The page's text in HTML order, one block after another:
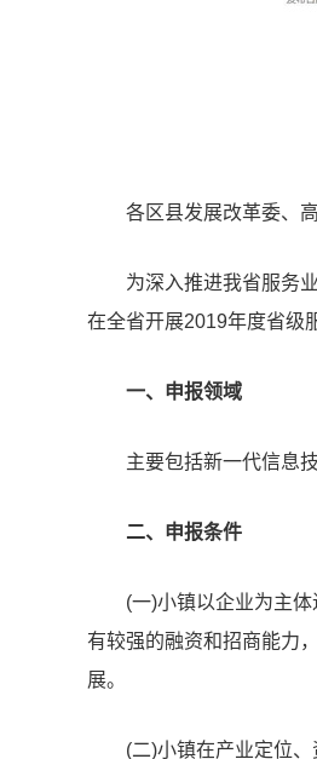
各区县发展改革委、
为深入推进我省服务业
在全省开展2019年度省级
一、申报领域
主要包括新一代信息
二、申报条件
(一)小镇以企业为主
有较强的融资和招商能力
展。
(二)小镇在产业定位